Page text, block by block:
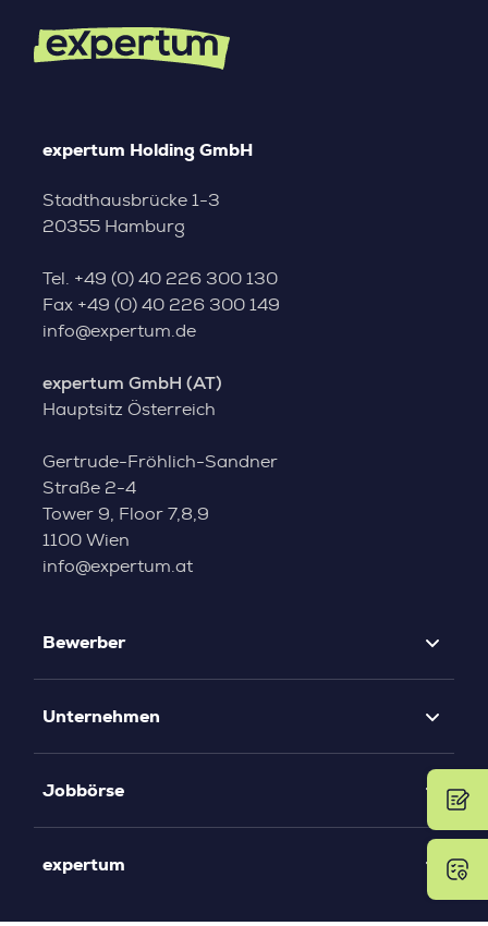
expertum Holding GmbH
Stadthausbrücke 1-3
20355 Hamburg
Tel. +49 (0) 40 226 300 130
Fax +49 (0) 40 226 300 149
info@expertum.de
expertum GmbH (AT)
Hauptsitz Österreich
Gertrude-Fröhlich-Sandner
Straße 2-4
Tower 9, Floor 7,8,9
1100 Wien
info@expertum.at
Bewerber
Unternehmen
Jobbörse
expertum